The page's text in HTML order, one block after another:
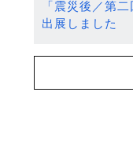
「震災後／第
出展しました